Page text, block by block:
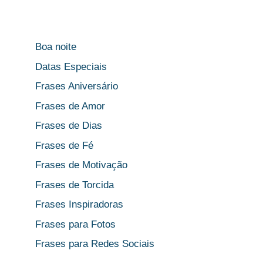
Boa noite
Datas Especiais
Frases Aniversário
Frases de Amor
Frases de Dias
Frases de Fé
Frases de Motivação
Frases de Torcida
Frases Inspiradoras
Frases para Fotos
Frases para Redes Sociais